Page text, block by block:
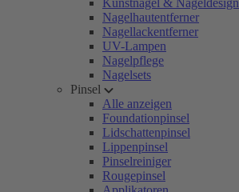
Kunstnägel & Nageldesign
Nagelhautentferner
Nagellackentferner
UV-Lampen
Nagelpflege
Nagelsets
Pinsel
Alle anzeigen
Foundationpinsel
Lidschattenpinsel
Lippenpinsel
Pinselreiniger
Rougepinsel